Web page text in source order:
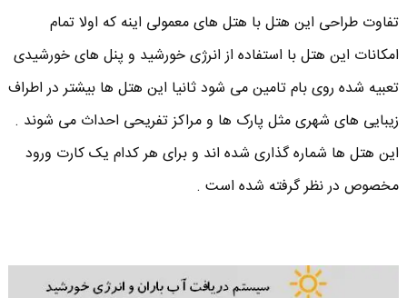
تفاوت طراحی این هتل با هتل های معمولی اینه که اولا تمام
امکانات این هتل با استفاده از انرژی خورشید و پنل های خورشیدی
تعبیه شده روی بام تامین می شود ثانیا این هتل ها بیشتر در اطراف
زیبایی های شهری مثل پارک ها و مراکز تفریحی احداث می شوند .
این هتل ها شماره گذاری شده اند و برای هر کدام یک کارت ورود
مخصوص در نظر گرفته شده است .